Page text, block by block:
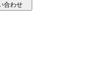
合わせ